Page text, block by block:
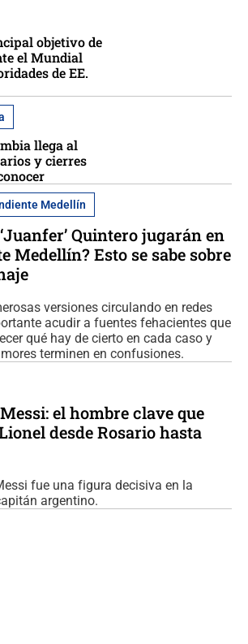
objetivo de
el Mundial
de EE.
llega al
y cierres
Medellín
Quintero jugarán en
Medellín? Esto se sabe sobre
versiones circulando en redes
acudir a fuentes fehacientes que
qué hay de cierto en cada caso y
terminen en confusiones.
el hombre clave que
desde Rosario hasta
fue una figura decisiva en la
argentino.